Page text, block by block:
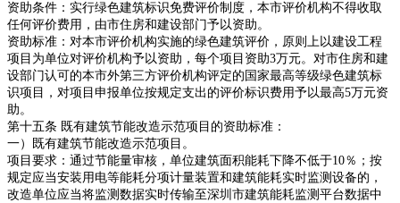
资助条件：实行绿色建筑标识免费评价制度，本市评价机构不得收取
任何评价费用，由市住房和建设部门予以资助。
资助标准：对本市评价机构实施的绿色建筑评价，原则上以建设工程
项目为单位对评价机构予以资助，每个项目资助3万元。对市住房和建
设部门认可的本市外第三方评价机构评定的国家最高等级绿色建筑标
识项目，对项目申报单位按规定支出的评价标识费用予以最高5万元资
助。
第十五条 既有建筑节能改造示范项目的资助标准：
一）既有建筑节能改造示范项目。
项目要求：通过节能量审核，单位建筑面积能耗下降不低于10％；按
规定应当安装用电等能耗分项计量装置和建筑能耗实时监测设备的，
改造单位应当将监测数据实时传输至深圳市建筑能耗监测平台数据中